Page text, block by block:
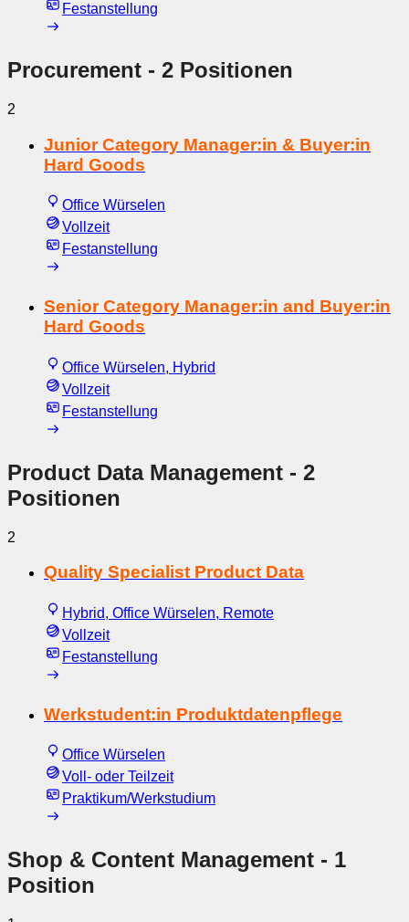
Festanstellung
Procurement - 2 Positionen
2
Junior Category Manager:in & Buyer:in
Hard Goods
Office Würselen
Vollzeit
Festanstellung
Senior Category Manager:in and Buyer:in
Hard Goods
Office Würselen, Hybrid
Vollzeit
Festanstellung
Product Data Management - 2
Positionen
2
Quality Specialist Product Data
Hybrid, Office Würselen, Remote
Vollzeit
Festanstellung
Werkstudent:in Produktdatenpflege
Office Würselen
Voll- oder Teilzeit
Praktikum/Werkstudium
Shop & Content Management - 1
Position